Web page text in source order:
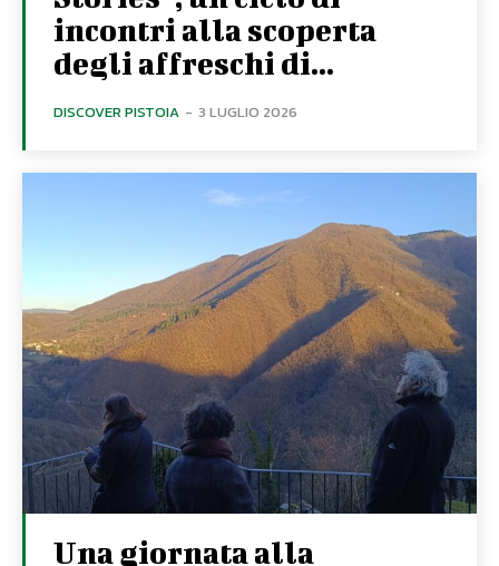
incontri alla scoperta
degli affreschi di...
DISCOVER PISTOIA - 3 LUGLIO 2026
Una giornata alla